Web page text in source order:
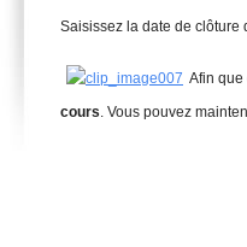
Saisissez la date de clôture
Afin que
cours. Vous pouvez